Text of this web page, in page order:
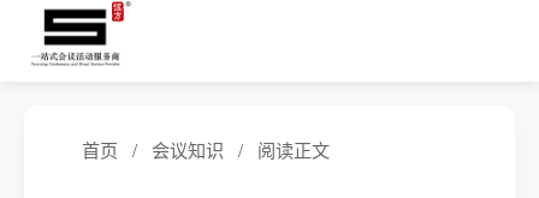
首页 / 会议知识 / 阅读正文